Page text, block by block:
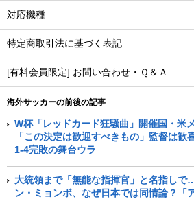
対応機種
特定商取引法に基づく表記
[有料会員限定] お問い合わせ・Ｑ＆Ａ
海外サッカーの前後の記事
W杯「レッドカード狂騒曲」開催国・米
「この決定は歓迎すべきもの」監督は
1-4完敗の舞台ウラ
大統領まで「無能な指揮官」と名指しで
ン・ミョンボ、なぜ日本では同情論？「